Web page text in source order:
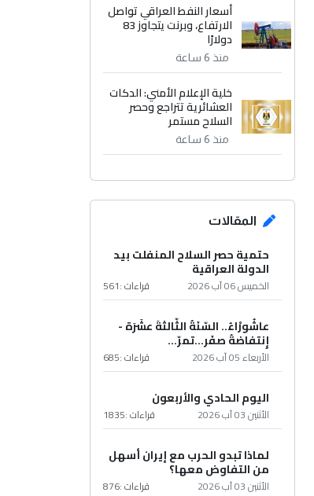
أسعار النفط العراقي تواصل
الارتفاع، وبرنت يتجاوز 83
دولارًا
منذ 6 ساعة
خلية الإعلام الأمني: الدكات
العشائرية تتراجع وحصر
السلاح مستمر
منذ 6 ساعة
المقالات
حتمية حصر السلاح المنفلت بيد
الدولة العراقية
الخميس 06 آب 2026 قراءات :561
عاشُورْاءُ.. السّنَةُ الثّالثةَ عشَرَة -
إِنتفاضةُ صفَر…تمرّ...
الأربعاء 05 آب 2026 قراءات :685
اليوم الحادي والأربعون
الأثنين 03 آب 2026 قراءات :1835
لماذا تبدو الحرب مع إيران أسهل
من التفاوض معها؟
الأثنين 03 آب 2026 قراءات :876